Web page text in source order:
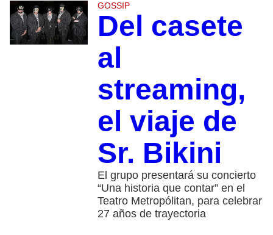
GOSSIP
Del casete
al
streaming,
el viaje de
Sr. Bikini
El grupo presentará su concierto
“Una historia que contar” en el
Teatro Metropólitan, para celebrar
27 años de trayectoria